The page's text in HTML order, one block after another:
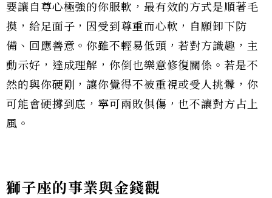
要讓自尊心極強的你服軟，最有效的方式是順著毛
摸，給足面子，因受到尊重而心軟，自願卸下防
備、回應善意。你雖不輕易低頭，若對方識趣，主
動示好，達成理解，你倒也樂意修復關係。若是不
然的與你硬剛，讓你覺得不被重視或受人挑釁，你
可能會硬撐到底，寧可兩敗俱傷，也不讓對方占上
風。
獅子座的事業與金錢觀